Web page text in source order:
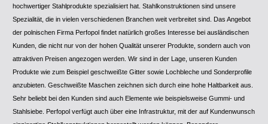
hochwertiger Stahlprodukte spezialisiert hat. Stahlkonstruktionen sind unsere
Spezialität, die in vielen verschiedenen Branchen weit verbreitet sind. Das Angebot
der polnischen Firma Perfopol findet natürlich großes Interesse bei ausländischen
Kunden, die nicht nur von der hohen Qualität unserer Produkte, sondern auch von
attraktiven Preisen angezogen werden. Wir sind in der Lage, unseren Kunden
Produkte wie zum Beispiel geschweißte Gitter sowie Lochbleche und Sonderprofile
anzubieten. Geschweißte Maschen zeichnen sich durch eine hohe Haltbarkeit aus.
Sehr beliebt bei den Kunden sind auch Elemente wie beispielsweise Gummi- und
Stahlsiebe. Perfopol verfügt auch über eine Infrastruktur, mit der auf Kundenwunsch